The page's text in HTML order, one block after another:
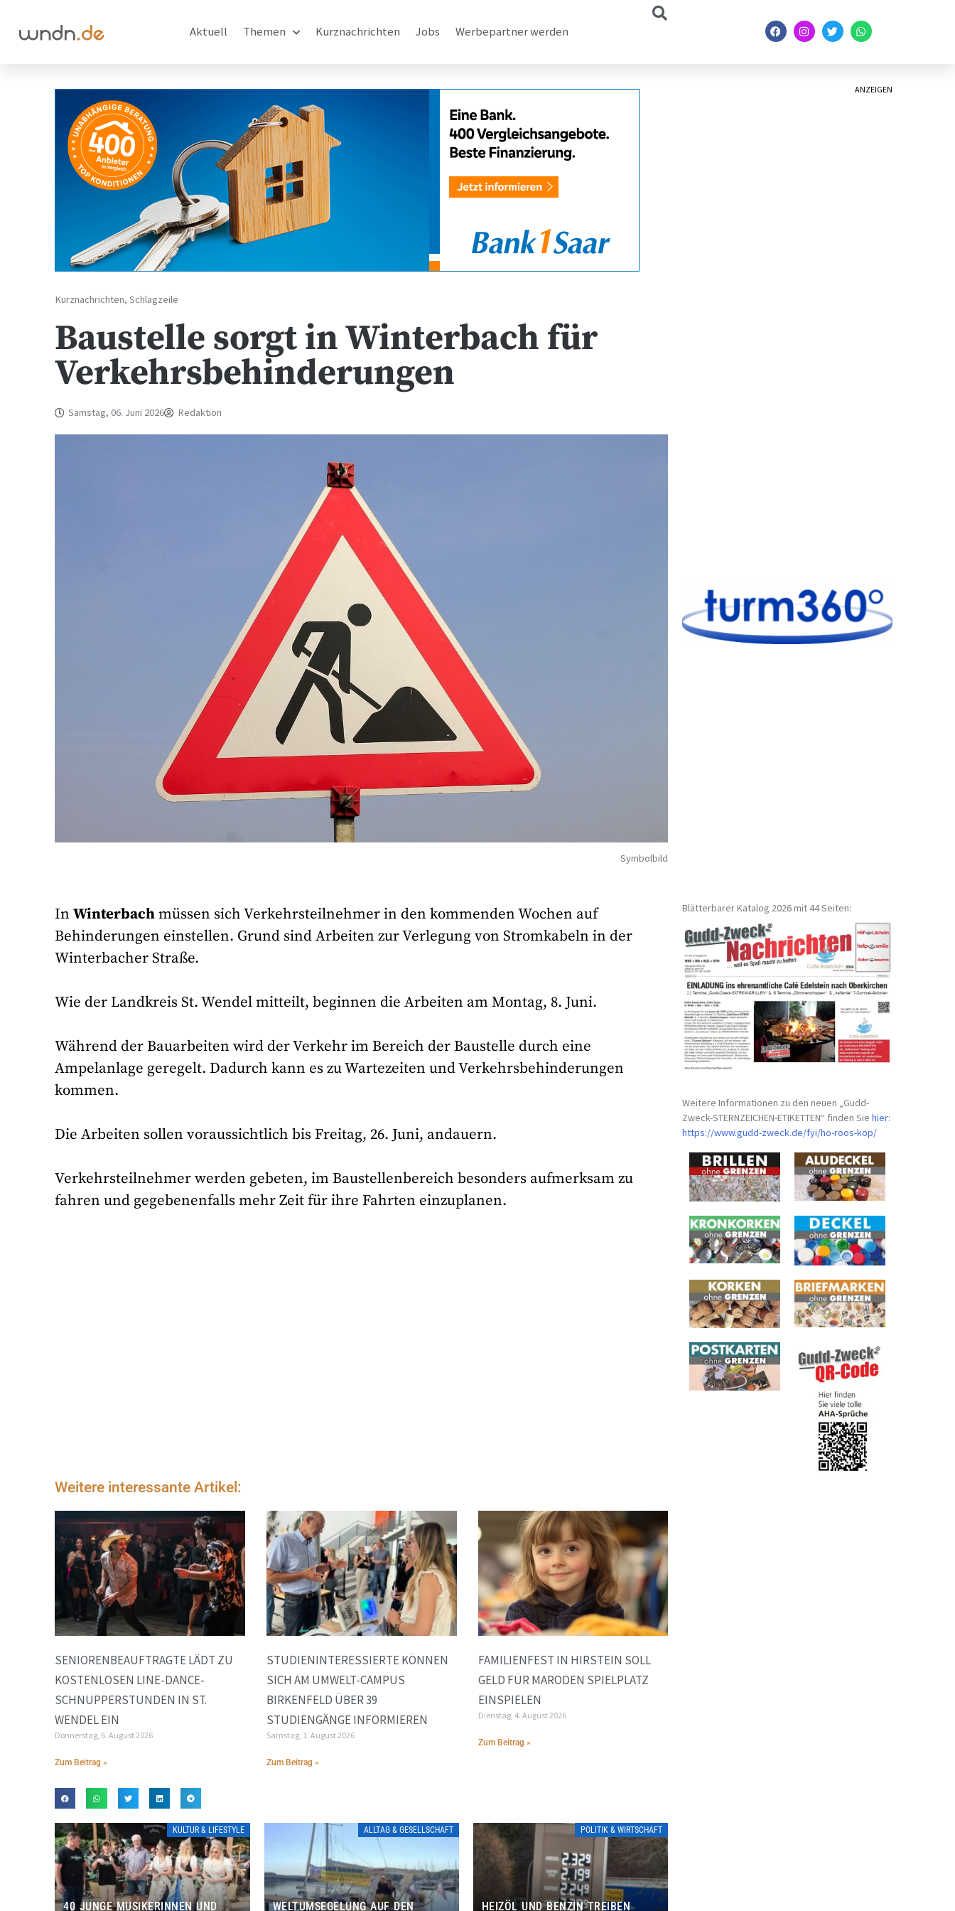
Aktuell Themen Kurznachrichten Jobs Werbepartner werden
Kurznachrichten,Schlagzeile
Baustelle sorgt in Winterbach für
Verkehrsbehinderungen
Samstag, 06. Juni 2026 Redaktion
Symbolbild
InWinterbachmüssen sich Verkehrsteilnehmer in den kommenden Wochen auf
Behinderungen einstellen. Grund sind Arbeiten zur Verlegung von Stromkabeln in der
Winterbacher Straße.
Wie der Landkreis St. Wendel mitteilt, beginnen die Arbeiten am Montag, 8. Juni.
Während der Bauarbeiten wird der Verkehr im Bereich der Baustelle durch eine
Ampelanlage geregelt. Dadurch kann es zu Wartezeiten und Verkehrsbehinderungen
kommen.
Die Arbeiten sollen voraussichtlich bis Freitag, 26. Juni, andauern.
Verkehrsteilnehmer werden gebeten, im Baustellenbereich besonders aufmerksam zu
fahren und gegebenenfalls mehr Zeit für ihre Fahrten einzuplanen.
Weitere interessante Artikel:
SENIORENBEAUFTRAGTE LÄDT ZU
KOSTENLOSEN LINE-DANCE-
SCHNUPPERSTUNDEN IN ST.
WENDEL EIN
Donnerstag, 6. August 2026
Zum Beitrag »
STUDIENINTERESSIERTE KÖNNEN
SICH AM UMWELT-CAMPUS
BIRKENFELD ÜBER 39
STUDIENGÄNGE INFORMIEREN
Samstag, 1. August 2026
Zum Beitrag »
FAMILIENFEST IN HIRSTEIN SOLL
GELD FÜR MARODEN SPIELPLATZ
EINSPIELEN
Dienstag, 4. August 2026
Zum Beitrag »
KULTUR & LIFESTYLE
40 JUNGE MUSIKERINNEN UND
ALLTAG & GESELLSCHAFT
WELTUMSEGELUNG AUF DEN
POLITIK & WIRTSCHAFT
HEIZÖL UND BENZIN TREIBEN
ANZEIGEN
Blätterbarer Katalog 2026 mit 44 Seiten:
Weitere Informationen zu den neuen „Gudd-
Zweck-STERNZEICHEN-ETIKETTEN“ finden Siehier:
https://www.gudd-zweck.de/fyi/ho-roos-kop/